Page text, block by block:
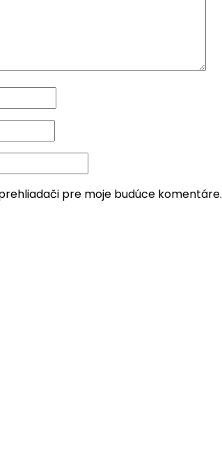
pre moje budúce komentáre.